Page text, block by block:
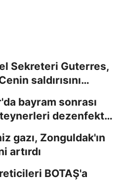
Sekreteri Guterres,
saldırısını
bayram sonrası
dezenfekte
gazı, Zonguldak'ın
artırdı
BOTAŞ'a